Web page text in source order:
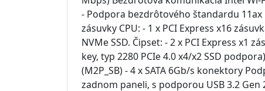
- Podpora bezdrôtového štandardu
zásuvky CPU: - 1 x PCI Express x16
NVMe SSD. Čipset: - 2 x PCI Express x1
key, typ 2280 PCIe 4.0 x4/x2 SSD
(M2P_SB) - 4 x SATA 6Gb/s konektory
zadnom paneli, s podporou USB 3.2 Gen